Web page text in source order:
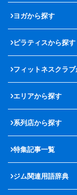
ヨガから探す
ピラティスから探す
フィットネスクラ
エリアから探す
系列店から探す
特集記事一覧
ジム関連用語辞典